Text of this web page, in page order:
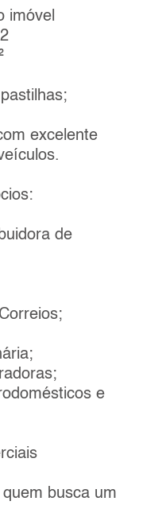
imóvel
excelente
de
e
busca um